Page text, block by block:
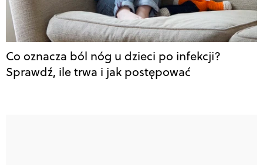
Co oznacza ból nóg u dzieci po infekcji?
Sprawdź, ile trwa i jak postępować